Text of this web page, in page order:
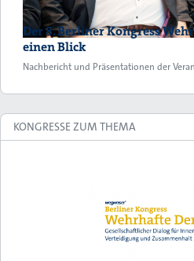
Der 8. Berliner Kongress
einen Blick
Nachbericht und Präsentationen der
KONGRESSE ZUM THEMA